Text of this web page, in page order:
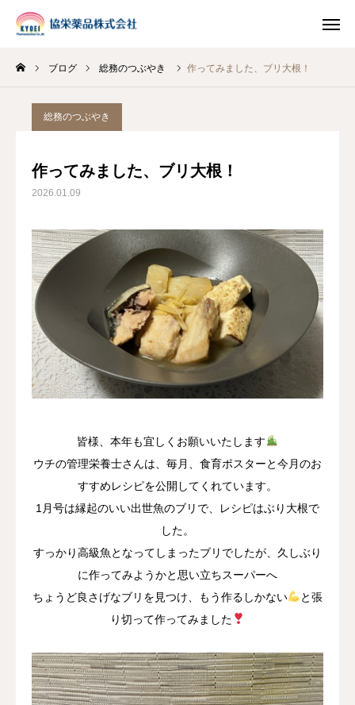
ブログ 総務のつぶやき 作ってみました、ブリ大根！
総務のつぶやき
作ってみました、ブリ大根！
2026.01.09
皆様、本年も宜しくお願いいたします
ウチの管理栄養士さんは、毎月、食育ポスターと今月のお
すすめレシピを公開してくれています。
1月号は縁起のいい出世魚のブリで、レシピはぶり大根で
した。
すっかり高級魚となってしまったブリでしたが、久しぶり
に作ってみようかと思い立ちスーパーへ
ちょうど良さげなブリを見つけ、もう作るしかない
と張
り切って作ってみました
INSTAGRAM
HOME
事業案内
お知らせ
採用情報